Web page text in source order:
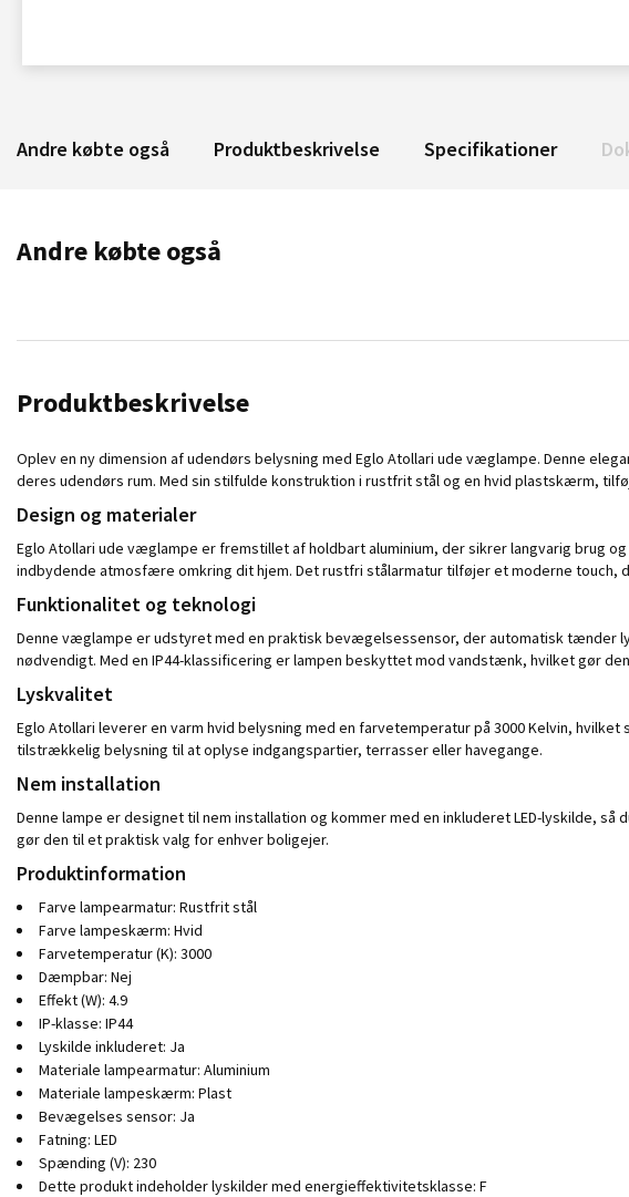
Andre købte også Produktbeskrivelse Specifikationer
Andre købte også
Produktbeskrivelse
Oplev en ny dimension af udendørs belysning med Eglo Atollari ude væglampe. Denne
deres udendørs rum. Med sin stilfulde konstruktion i rustfrit stål og en hvid plastskærm,
Design og materialer
Eglo Atollari ude væglampe er fremstillet af holdbart aluminium, der sikrer langvarig brug
indbydende atmosfære omkring dit hjem. Det rustfri stålarmatur tilføjer et moderne
Funktionalitet og teknologi
Denne væglampe er udstyret med en praktisk bevægelsessensor, der automatisk tænder
nødvendigt. Med en IP44-klassificering er lampen beskyttet mod vandstænk, hvilket gør
Lyskvalitet
Eglo Atollari leverer en varm hvid belysning med en farvetemperatur på 3000 Kelvin,
tilstrækkelig belysning til at oplyse indgangspartier, terrasser eller havegange.
Nem installation
Denne lampe er designet til nem installation og kommer med en inkluderet LED-lyskilde,
gør den til et praktisk valg for enhver boligejer.
Produktinformation
Farve lampearmatur: Rustfrit stål
Farve lampeskærm: Hvid
Farvetemperatur (K): 3000
Dæmpbar: Nej
Effekt (W): 4.9
IP-klasse: IP44
Lyskilde inkluderet: Ja
Materiale lampearmatur: Aluminium
Materiale lampeskærm: Plast
Bevægelses sensor: Ja
Fatning: LED
Spænding (V): 230
Dette produkt indeholder lyskilder med energieffektivitetsklasse: F